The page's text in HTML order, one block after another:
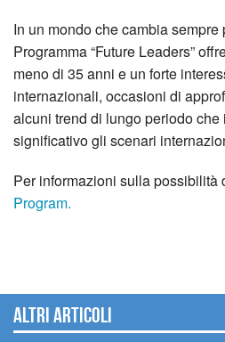
In un mondo che cambia
Programma “Future Leaders”
meno di 35 anni e un forte
internazionali, occasioni di
alcuni trend di lungo periodo
signiﬁcativo gli scenari
Per informazioni sulla possibilità
Program.
Altri articoli